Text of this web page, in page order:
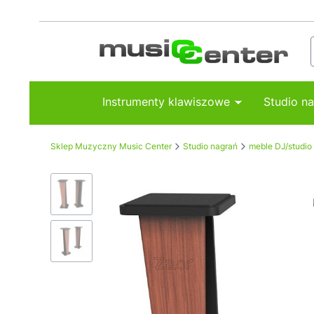
Instrumenty klawiszowe Studio
Sklep Muzyczny Music Center Studio nagrań meble DJ/studio